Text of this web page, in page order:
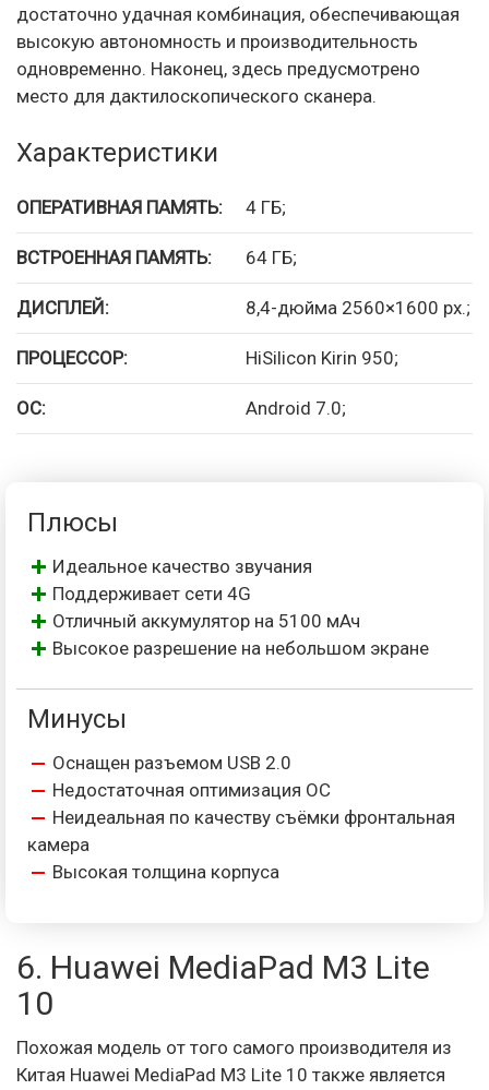
достаточно удачная комбинация, обеспечивающая
высокую автономность и производительность
одновременно. Наконец, здесь предусмотрено
место для дактилоскопического сканера.
Характеристики
ОПЕРАТИВНАЯ ПАМЯТЬ: 4 ГБ;
ВСТРОЕННАЯ ПАМЯТЬ: 64 ГБ;
ДИСПЛЕЙ: 8,4-дюйма 2560×1600 px.;
ПРОЦЕССОР: HiSilicon Kirin 950;
ОС: Android 7.0;
Плюсы
Идеальное качество звучания
Поддерживает сети 4G
Отличный аккумулятор на 5100 мАч
Высокое разрешение на небольшом экране
Минусы
Оснащен разъемом USB 2.0
Недостаточная оптимизация ОС
Неидеальная по качеству съёмки фронтальная
камера
Высокая толщина корпуса
6. Huawei MediaPad M3 Lite
10
Похожая модель от того самого производителя из
Китая Huawei MediaPad M3 Lite 10 также является